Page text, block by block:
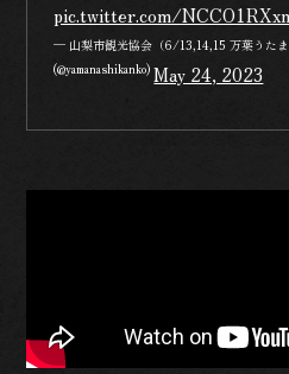
pic.twitter.com/
— 山梨市観光協会（6/13,14,15 万葉うたま
(@yamanashikanko)May 24, 2023